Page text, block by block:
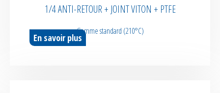
1/4 ANTI-RETOUR + JOINT VITON + PTFE
Gamme standard (210°C)
En savoir plus